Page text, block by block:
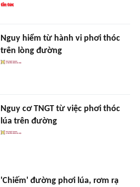
Nguy hiểm từ hành vi phơi thóc
trên lòng đường
Nguy cơ TNGT từ việc phơi thóc
lúa trên đường
'Chiếm' đường phơi lúa, rơm rạ